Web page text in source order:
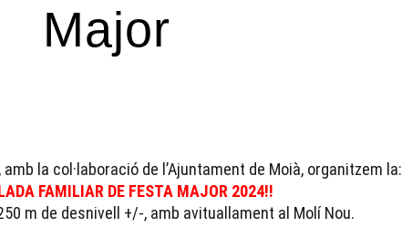
Major
la col·laboració de l’Ajuntament de Moià, organitzem la:
FAMILIAR DE FESTA MAJOR 2024!!
m de desnivell +/-, amb avituallament al Molí Nou.